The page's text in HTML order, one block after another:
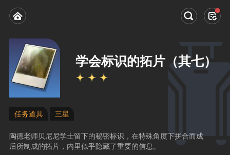
学会标识的拓片（其七）
任务道具 三星
陶德老师贝尼尼学士留下的秘密标识，在特殊角度下拼合而成
后所制成的拓片，内里似乎隐藏了重要的信息。